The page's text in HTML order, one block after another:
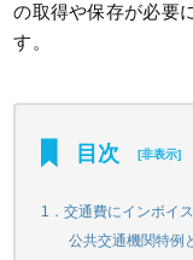
の取得や保存が必要
す。
目次 [非表示]
1．交通費にインボイ
公共交通機関特例